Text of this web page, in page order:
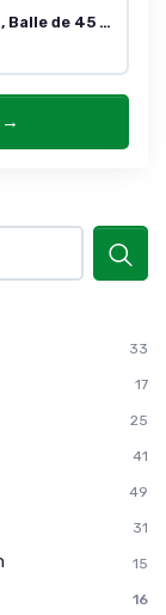
Balle de Berger pour Chiens, Balle de 45 cm pour Chiens avec poignées, Conception Double Couche résistante aux déchirures pour Un Jeu et Un Exercice interactifs, Comprend Une Pompe à Pied (
→
33
17
25
41
49
31
15
16